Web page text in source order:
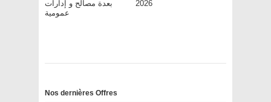
بعدة مصالح و إدارات
عمومية
2026
Nos dernières Offres